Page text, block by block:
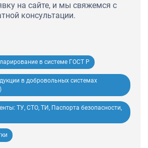
на сайте, и мы свяжемся с
консультации.
в системе ГОСТ Р
в добровольных системах
ТУ, СТО, ТИ, Паспорта безопасности,